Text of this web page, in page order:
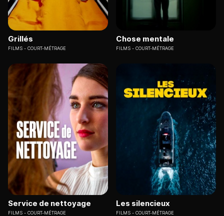
Grillés
FILMS COURT-MÉTRAGE
Chose mentale
FILMS COURT-MÉTRAGE
Service de nettoyage
FILMS COURT-MÉTRAGE
Les silencieux
FILMS COURT-MÉTRAGE